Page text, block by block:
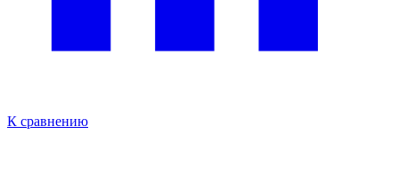
К сравнению